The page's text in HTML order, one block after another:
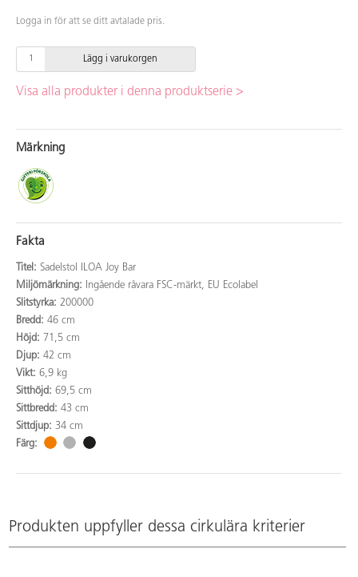
Logga in för att se ditt avtalade pris.
Lägg i varukorgen
Visa alla produkter i denna produktserie >
Märkning
Fakta
Titel: Sadelstol ILOA Joy Bar
Miljömärkning:
Ingående råvara FSC-märkt, EU Ecolabel
Slitstyrka: 200000
Bredd: 46 cm
Höjd: 71,5 cm
Djup: 42 cm
Vikt: 6,9 kg
Sitthöjd: 69,5 cm
Sittbredd: 43 cm
Sittdjup: 34 cm
Färg:
Produkten uppfyller dessa cirkulära kriterier